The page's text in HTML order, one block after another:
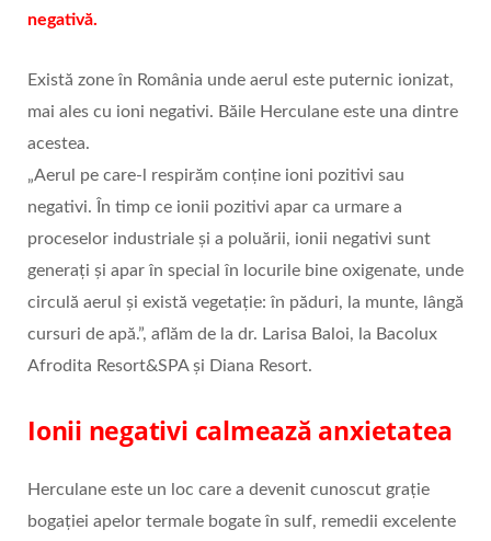
negativă.
Există zone în România unde aerul este puternic ionizat,
mai ales cu ioni negativi. Băile Herculane este una dintre
acestea.
„Aerul pe care-l respirăm conține ioni pozitivi sau
negativi. În timp ce ionii pozitivi apar ca urmare a
proceselor industriale și a poluării, ionii negativi sunt
generați și apar în special în locurile bine oxigenate, unde
circulă aerul și există vegetație: în păduri, la munte, lângă
cursuri de apă.”, aflăm de la dr. Larisa Baloi, la Bacolux
Afrodita Resort&SPA și Diana Resort.
Ionii negativi calmează anxietatea
Herculane este un loc care a devenit cunoscut grație
bogației apelor termale bogate în sulf, remedii excelente